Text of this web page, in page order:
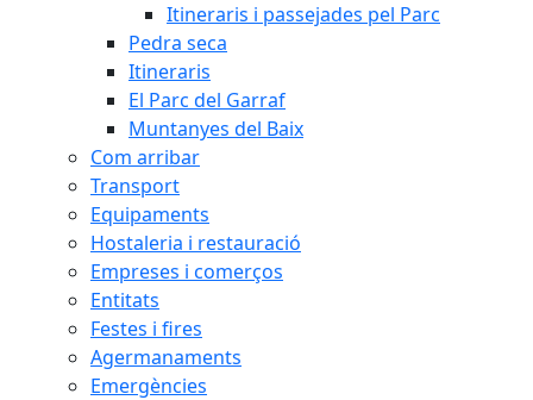
Itineraris i passejades pel Parc
Pedra seca
Itineraris
El Parc del Garraf
Muntanyes del Baix
Com arribar
Transport
Equipaments
Hostaleria i restauració
Empreses i comerços
Entitats
Festes i fires
Agermanaments
Emergències